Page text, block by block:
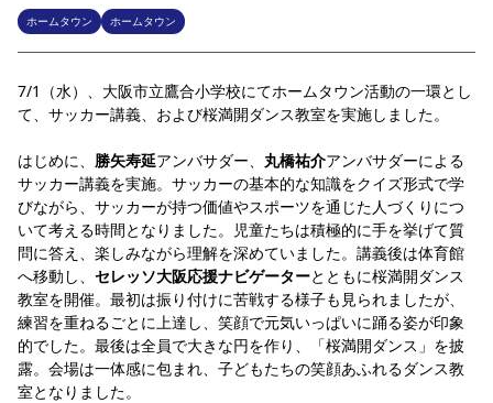
試合日程 / 結果 順位表
チームについて
選手・スタッフ スケジュール メディア情報 アクセス レディース
アカデミー ハナサカプレーヤー 歴代所属選手
チケット
チケット情報 販売スケジュール 価格・席種
購入方法
シーズンシート 法人シーズンシート 福祉サービス 団体チケット
特定興行入場券
譲渡サービス リセールサービス
観戦ガイド
初めて観戦ガイド キッズ向けサービス グルメ マッチデープログラム
観戦マナー&ルール
ビジターサポーター観戦ガイド 公式アプリ
スタジアム
YANMAR HANASAKA STADIUM
DAZNで観戦
DAZNで観戦
クラブを知る
セレッソ大阪について
クラブ紹介 沿革 シーズン記録 求人情報
サポートする
パートナー企業募集中 セレッソ大阪VISAカード
サポートスタッフ
セレッソアイデアちょうだいな
応援商店街
Lise（ライセンスビジネス）
サステナビリティ
サステナビリティポリシー SDGsのゴール
インパクトレポート
活動レポート SPORT POSITIVE LEAGUES 取り組み実績
ファンクラブ
ファンクラブ
SAKURA SOCIO SAKURA POINT Program 招待券引換方法 先行入場
まいセレチケット 会員規定 婚姻届・出生届・命名書
ニュース
ニュース
すべて チーム グッズ チケット イベント
ファンクラブ
ホームタウン
パートナー スポーツクラブ メディア 30周年
レディース
アカデミー
ホームタウン ホームタウン
7/1（水）、大阪市立鷹合小学校にてホームタウン活動の一環とし
て、サッカー講義、および桜満開ダンス教室を実施しました。
はじめに、 勝矢寿延アンバサダー、 丸橋祐介アンバサダーによる
サッカー講義を実施。サッカーの基本的な知識をクイズ形式で学
びながら、サッカーが持つ価値やスポーツを通じた人づくりにつ
いて考える時間となりました。児童たちは積極的に手を挙げて質
問に答え、楽しみながら理解を深めていました。講義後は体育館
へ移動し、 セレッソ大阪応援ナビゲーターとともに桜満開ダンス
教室を開催。最初は振り付けに苦戦する様子も見られましたが、
練習を重ねるごとに上達し、笑顔で元気いっぱいに踊る姿が印象
的でした。最後は全員で大きな円を作り、「桜満開ダンス」を披
露。会場は一体感に包まれ、子どもたちの笑顔あふれるダンス教
室となりました。